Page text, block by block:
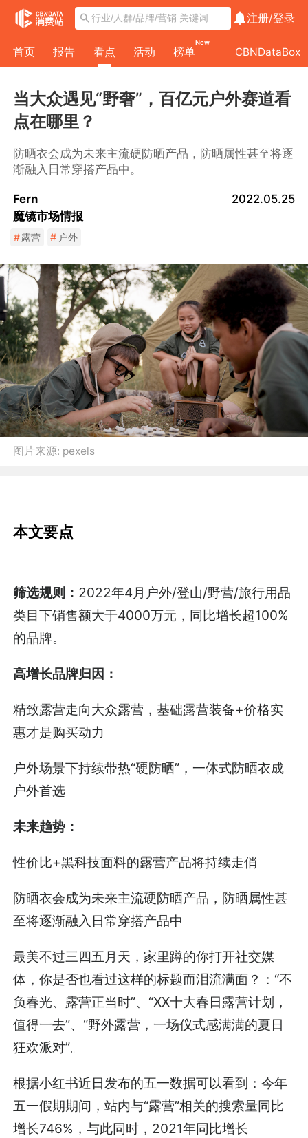
注册/登录
首页 报告 看点 活动 榜单
New
CBNDataBox
当大众遇见“野奢”，百亿元户外赛道看
点在哪里？
防晒衣会成为未来主流硬防晒产品，防晒属性甚至将逐
渐融入日常穿搭产品中。
Fern
魔镜市场情报
2022.05.25
#露营 # 户外
图片来源: pexels
本文要点
筛选规则： 2022年4月户外/登山/野营/旅行用品
类目下销售额大于4000万元，同比增长超100%
的品牌。
高增长品牌归因：
精致露营走向大众露营，基础露营装备+价格实
惠才是购买动力
户外场景下持续带热“硬防晒”，一体式防晒衣成
户外首选
未来趋势：
性价比+黑科技面料的露营产品将持续走俏
防晒衣会成为未来主流硬防晒产品，防晒属性甚
至将逐渐融入日常穿搭产品中
最美不过三四五月天，家里蹲的你打开社交媒
体，你是否也看过这样的标题而泪流满面？：“不
负春光、露营正当时”、“XX十大春日露营计划，
值得一去”、“野外露营，一场仪式感满满的夏日
狂欢派对”。
根据小红书近日发布的五一数据可以看到：今年
五一假期期间，站内与“露营”相关的搜索量同比
增长746%，与此同时，2021年同比增长